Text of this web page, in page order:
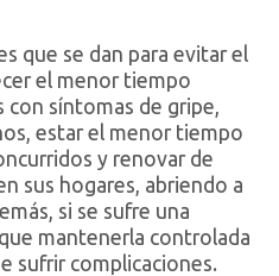
que se dan para evitar el
el menor tiempo
con síntomas de gripe,
estar el menor tiempo
y renovar de
sus hogares, abriendo a
si se sufre una
mantenerla controlada
sufrir complicaciones.